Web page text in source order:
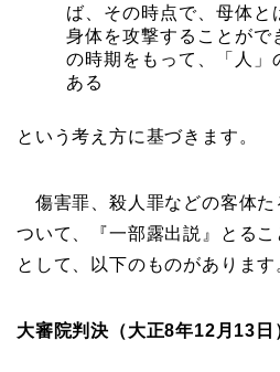
ば、その時点で、母体と
身体を攻撃することがで
の時期をもって、「人」
ある
という考え方に基づきます。
傷害罪、殺人罪などの客体た
ついて、『一部露出説』とる
として、以下のものがあります
大審院判決（大正8年12月13日